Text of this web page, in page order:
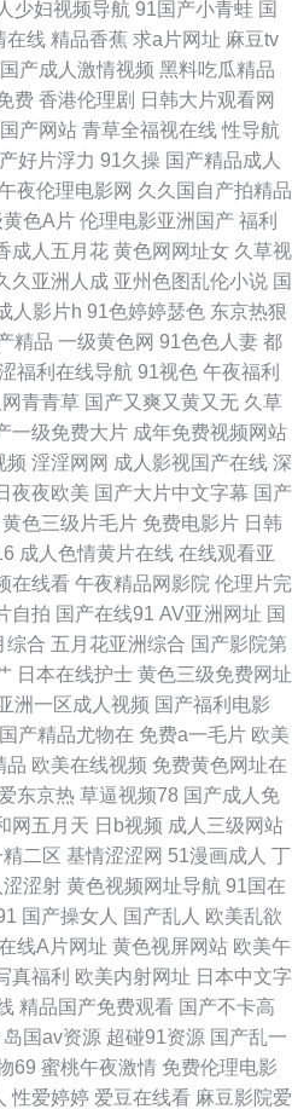
婷婷 美女足胶 欧美蜜桃色色97 人人免
大神在线视频观看 91亚欧美日韩性爱网
爱视频 久久五月丁香婷婷网 欧美另类
在线观看 最新国产欧美 漂亮的保姆韩
97操碰 成年女人免费影院播放 国内福
看 日韩第7页 性爱天堂在线 91shigua
丝18导航 国产91色 狠狠的爱综合 老司
福利视频导航 91传媒视频免费看 91性交
女一区 久久9热视频 欧美肥婆 天美麻花
观看 爱爱传谋香蕉 91蜜桃视频直接看
91色网 不卡毛片一区二区 黄色网络入
91全集 伊人久久精品AV一区二区 91精
久久日 欧美专区第一页 亚洲avtt 91成人
俺去 国产福利片一区二区 红杏黄色入口
站懂的 97电影院网 91色啪 bt之家电影
美网 视频福利 91人人妻人人操 国产精
婷婷日韩一区二区区 91国产黑丝 91在
91 欧美亚洲国产日韩伦 91精品国产中
少妇视频导航 91国产小青蛙 国
在线 精品香蕉 求a片网址 麻豆tv
国产成人激情视频 黑料吃瓜精品
费 香港伦理剧 日韩大片观看网
国产网站 青草全福视在线 性导航
好片浮力 91久操 国产精品成人
夜伦理电影网 久久国自产拍精品
黄色A片 伦理电影亚洲国产 福利
成人五月花 黄色网网址女 久草视
久亚洲人成 亚州色图乱伦小说 国
人影片h 91色婷婷瑟色 东京热狠
精品 一级黄色网 91色色人妻 都
福利在线导航 91视色 午夜福利
青青草 国产又爽又黄又无 久草
一级免费大片 成年免费视频网站
频 淫淫网网 成人影视国产在线 深
夜夜欧美 国产大片中文字幕 国产
黄色三级片毛片 免费电影片 日韩
成人色情黄片在线 在线观看亚
在线看 午夜精品网影院 伦理片完
自拍 国产在线91 AV亚洲网址 国
综合 五月花亚洲综合 国产影院第
日本在线护士 黄色三级免费网址
洲一区成人视频 国产福利电影
国产精品尤物在 免费a一毛片 欧美
品 欧美在线视频 免费黄色网址在
东京热 草逼视频78 国产成人免
网五月天 日b视频 成人三级网站
二区 基情涩涩网 51漫画成人 丁
涩射 黄色视频网址导航 91国在
国产操女人 国产乱人 欧美乱欲
线A片网址 黄色视屏网站 欧美午
真福利 欧美内射网址 日本中文字
精品国产免费观看 国产不卡高
岛国av资源 超碰91资源 国产乱一
69 蜜桃午夜激情 免费伦理电影
性爱婷婷 爱豆在线看 麻豆影院爱